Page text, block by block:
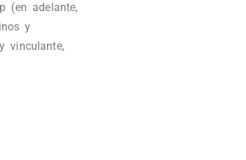
(en adelante,
y
vinculante,